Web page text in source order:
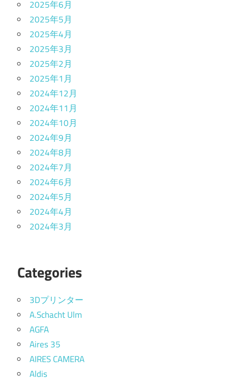
2025年6月
2025年5月
2025年4月
2025年3月
2025年2月
2025年1月
2024年12月
2024年11月
2024年10月
2024年9月
2024年8月
2024年7月
2024年6月
2024年5月
2024年4月
2024年3月
Categories
3Dプリンター
A.Schacht Ulm
AGFA
Aires 35
AIRES CAMERA
Aldis